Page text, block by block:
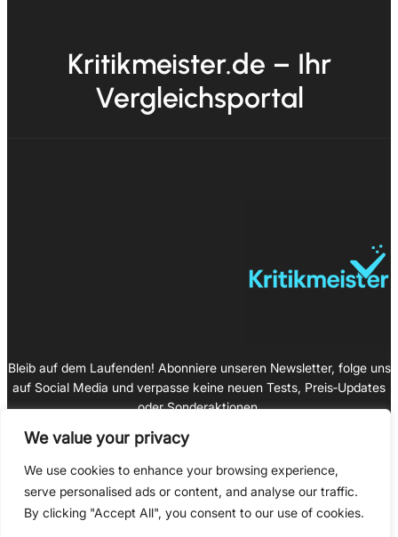
We value your privacy
We use cookies to enhance your browsing experience,
serve personalised ads or content, and analyse our traffic.
By clicking "Accept All", you consent to our use of cookies.
Kritikmeister.de – Ihr
Vergleichsportal
Bleib auf dem Laufenden! Abonniere unseren Newsletter, folge uns
auf Social Media und verpasse keine neuen Tests, Preis‑Updates
oder Sonderaktionen.
Impressum
Datenschutz